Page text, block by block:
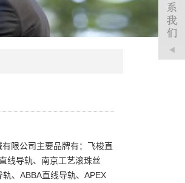
限公司主要品牌有：飞梭直
线导轨、南京工艺滚珠丝
、ABBA直线导轨、APEX